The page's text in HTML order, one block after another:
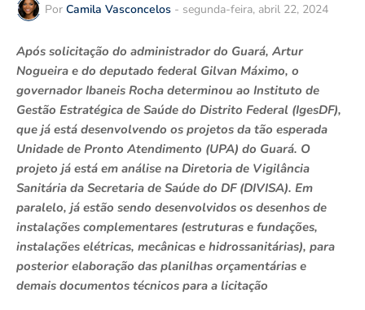
Por Camila Vasconcelos - segunda-feira, abril 22, 2024
Após solicitação do administrador do Guará, Artur
Nogueira e do deputado federal Gilvan Máximo, o
governador Ibaneis Rocha determinou ao Instituto de
Gestão Estratégica de Saúde do Distrito Federal (IgesDF),
que já está desenvolvendo os projetos da tão esperada
Unidade de Pronto Atendimento (UPA) do Guará. O
projeto já está em análise na Diretoria de Vigilância
Sanitária da Secretaria de Saúde do DF (DIVISA). Em
paralelo, já estão sendo desenvolvidos os desenhos de
instalações complementares (estruturas e fundações,
instalações elétricas, mecânicas e hidrossanitárias), para
posterior elaboração das planilhas orçamentárias e
demais documentos técnicos para a licitação